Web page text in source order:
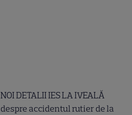
NOI DETALII IES LA IVEALĂ
despre accidentul rutier de la